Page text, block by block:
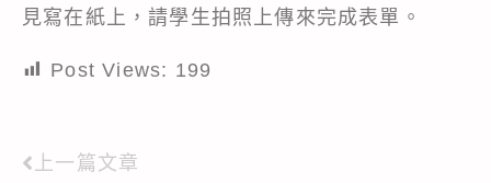
見寫在紙上，請學生拍照上傳來完成表單。
Post Views: 199
Read
上一篇文章